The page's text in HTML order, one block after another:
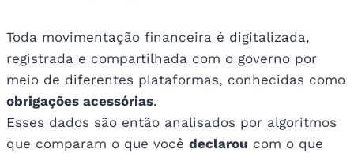
Toda movimentação financeira é digitalizada,
registrada e compartilhada com o governo por
meio de diferentes plataformas, conhecidas como
obrigações acessórias.
Esses dados são então analisados por algoritmos
que comparam o que você declarou com o que